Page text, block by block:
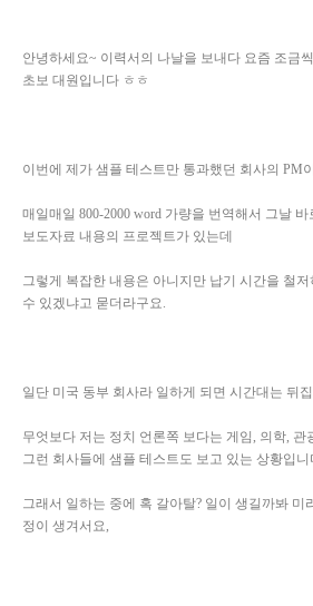
안녕하세요~ 이력서의 나날을 보내다 요즘 조금
초보 대원입니다 ㅎㅎ
이번에 제가 샘플 테스트만 통과했던 회사의 PM
매일매일 800-2000 word 가량을 번역해서 그날
보도자료 내용의 프로젝트가 있는데
그렇게 복잡한 내용은 아니지만 납기 시간을 철
수 있겠냐고 묻더라구요.
일단 미국 동부 회사라 일하게 되면 시간대는 뒤
무엇보다 저는 정치 언론쪽 보다는 게임, 의학, 관
그런 회사들에 샘플 테스트도 보고 있는 상황입니
그래서 일하는 중에 혹 갈아탈? 일이 생길까봐 미
정이 생겨서요,